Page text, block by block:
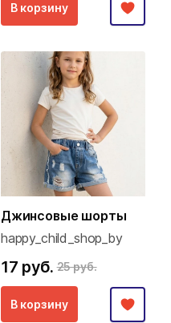
В корзину
Джинсовые шорты
happy_child_shop_by
17 руб. 25 руб.
В корзину